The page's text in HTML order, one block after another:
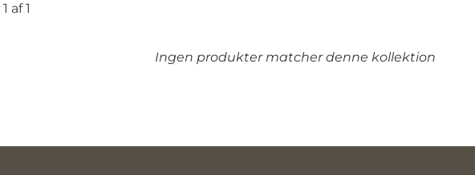
af 1
Ingen produkter matcher denne kollektion